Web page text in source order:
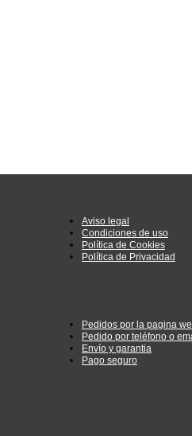
Aviso legal
Condiciones de uso
Política de Cookies
Política de Privacidad
Pedidos por la pagina
Pedido por teléfono o
Envío y garantia
Pago seguro